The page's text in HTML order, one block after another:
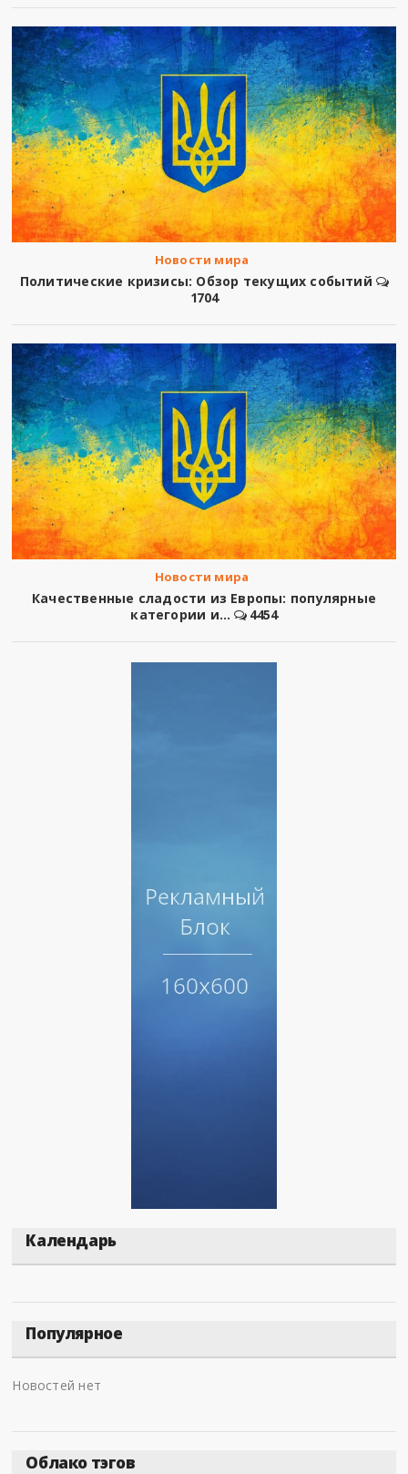
Новости мира
Политические кризисы: Обзор текущих событий
1704
Новости мира
Качественные сладости из Европы: популярные
категории и...
4454
Календарь
Популярное
Новостей нет
Облако тэгов